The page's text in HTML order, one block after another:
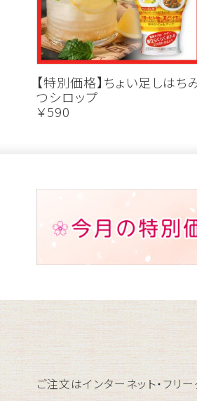
【特別価格】ちょい足しはち
つシロップ
￥590
ご注文はインターネット・フリ